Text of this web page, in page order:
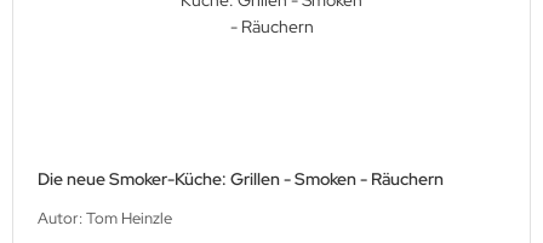
Die neue Smoker-Küche: Grillen - Smoken - Räuchern
Autor: Tom Heinzle